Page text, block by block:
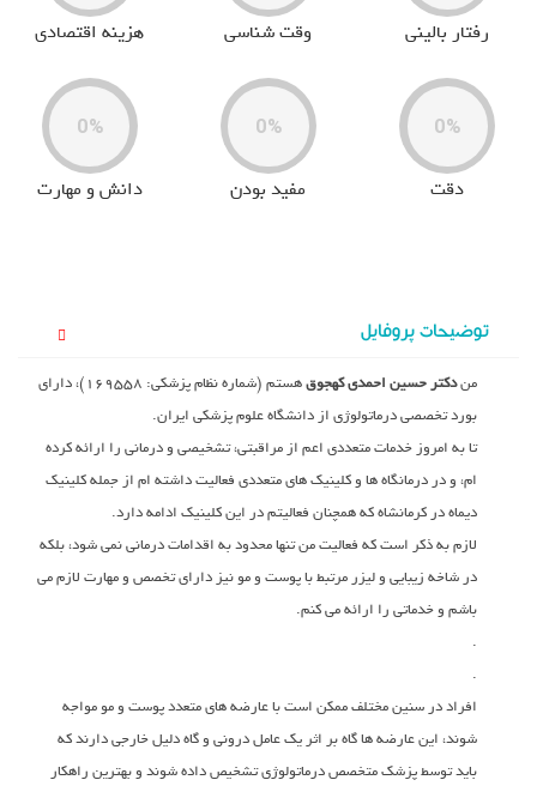
0%
دقت
0%
مفید بودن
0%
دانش و مهارت
رفتار بالینی وقت شناسی هزینه اقتصادی
توضیحات پروفایل
مندکتر حسین احمدی کهجوق
هستم (شماره نظام پزشکی: ۱۶۹۵۵۸)، دارای
بورد تخصصی درماتولوژی از دانشگاه علوم پزشکی ایران.
تا به امروز خدمات متعددی اعم از مراقبتی، تشخیصی و درمانی را ارائه کرده
ام، و در درمانگاه ها و کلینیک های متعددی فعالیت داشته ام از جمله کلینیک
دیماه در کرمانشاه که همچنان فعالیتم در این کلینیک ادامه دارد.
لازم به ذکر است که فعالیت من تنها محدود به اقدامات درمانی نمی شود، بلکه
در شاخه زیبایی و لیزر مرتبط با پوست و مو نیز دارای تخصص و مهارت لازم می
باشم و خدماتی را ارائه می کنم.
.
.
افراد در سنین مختلف ممکن است با عارضه های متعدد پوست و مو مواجه
شوند، این عارضه ها گاه بر اثر یک عامل درونی و گاه دلیل خارجی دارند که
باید توسط پزشک متخصص درماتولوژی تشخیص داده شوند و بهترین راهکار